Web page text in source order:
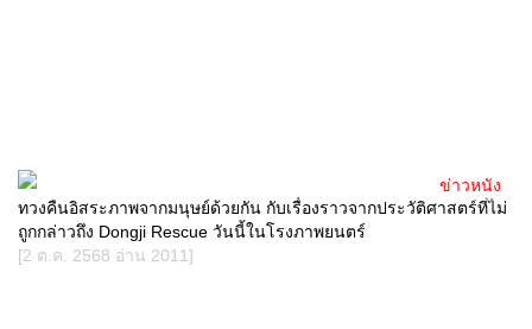
ทวงคืนอิสระภาพจากมนุษย์ด้วยกัน กับเรื่องราวจากประวัติศาสตร์ที่ไม่
ถูกกล่าวถึง Dongji Rescue วันนี้ในโรงภาพยนตร์
[2 ต.ค. 2568 อ่าน 2011]
ข่าวหนัง